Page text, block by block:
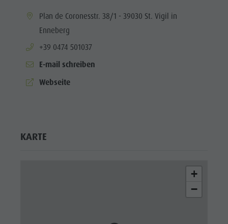
Enneberg
aria.location:
Plan de Coronesstr. 38/1 - 39030 St. Vigil in
Enneberg
aria.phone:
+39 0474 501037
E-mail schreiben
aria.website:
Webseite
KARTE
+
−